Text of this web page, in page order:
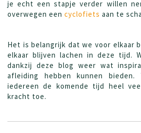
je echt een stapje verder willen
overwegen een cyclofiets aan te
Het is belangrijk dat we voor elkaar
elkaar blijven lachen in deze tijd.
dankzij deze blog weer wat
afleiding hebben kunnen bieden.
iedereen de komende tijd heel
kracht toe.